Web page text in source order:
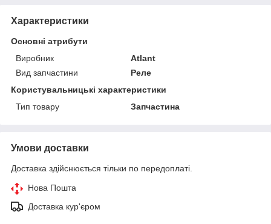
Характеристики
Основні атрибути
Виробник
Atlant
Вид запчастини
Реле
Користувальницькі характеристики
Тип товару
Запчастина
Умови доставки
Доставка здійснюється тільки по передоплаті.
Нова Пошта
Доставка кур'єром